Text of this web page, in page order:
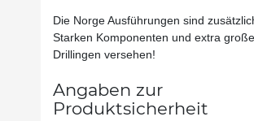
Die Norge Ausführungen sind
Starken Komponenten und extra
Drillingen versehen!
Angaben zur
Produktsicherheit